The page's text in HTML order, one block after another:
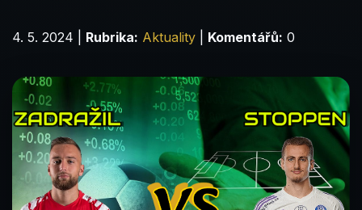
4. 5. 2024 Rubrika: Aktuality Komentářů: 0